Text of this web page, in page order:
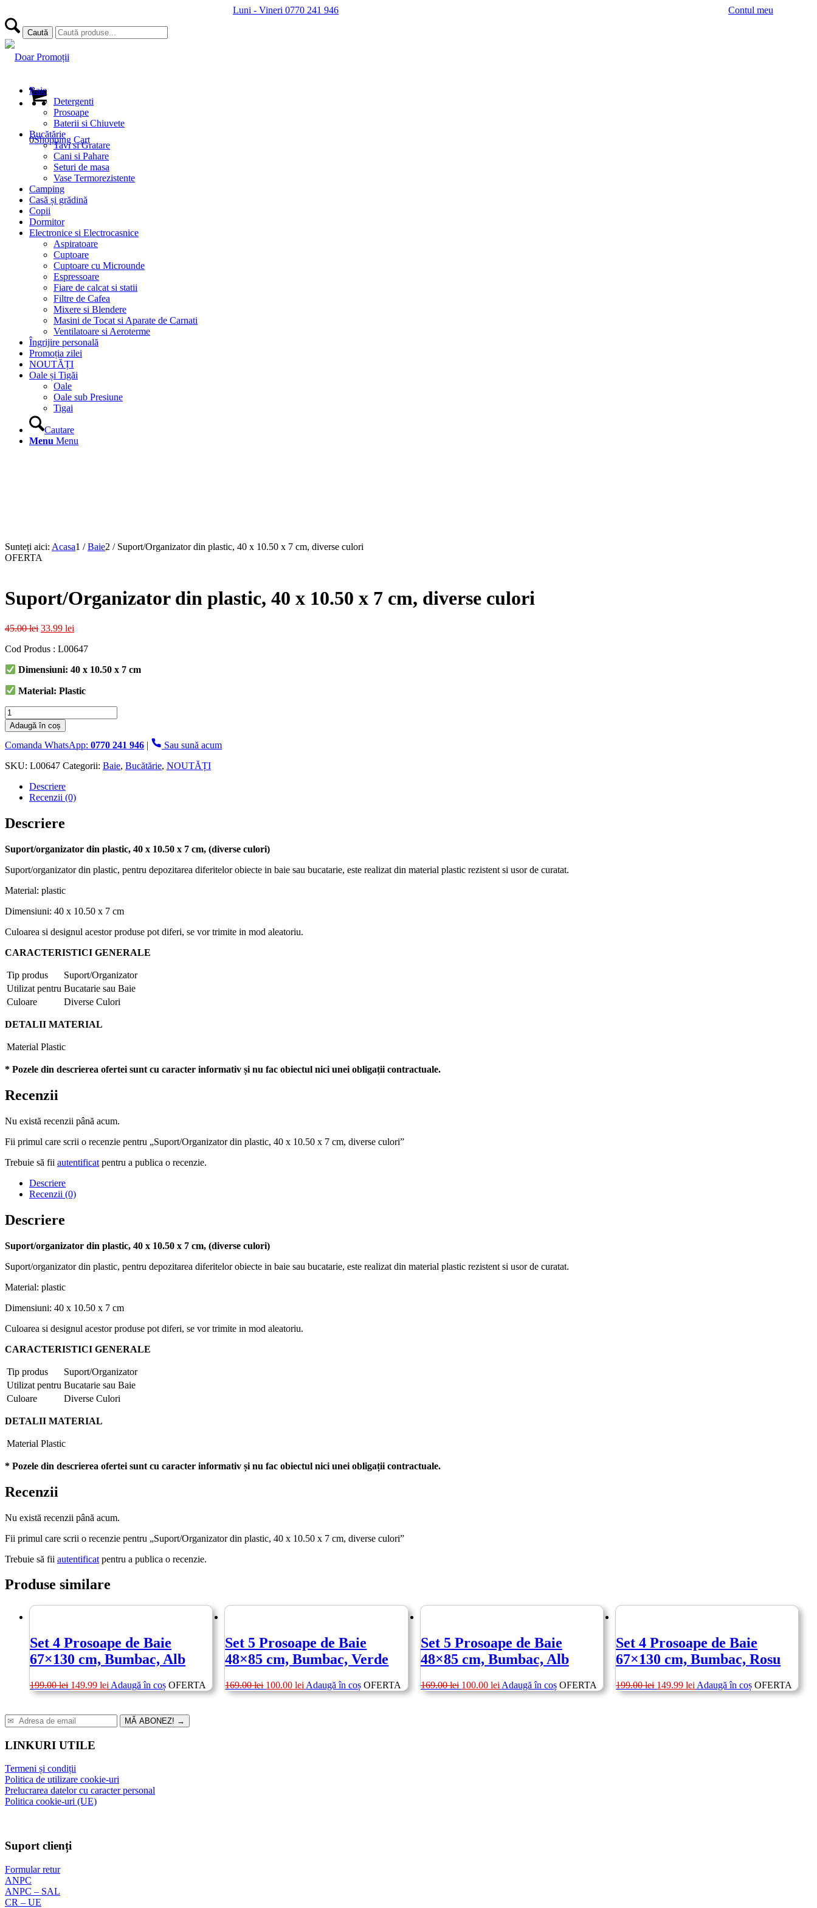
Luni - Vineri 0770 241 946 Contul meu
0Shopping Cart
Baie
Detergenti
Prosoape
Baterii si Chiuvete
Bucătărie
Tavi si Gratare
Cani si Pahare
Seturi de masa
Vase Termorezistente
Camping
Casă și grădină
Copii
Dormitor
Electronice si Electrocasnice
Aspiratoare
Cuptoare
Cuptoare cu Microunde
Espressoare
Fiare de calcat si statii
Filtre de Cafea
Mixere si Blendere
Masini de Tocat si Aparate de Carnati
Ventilatoare si Aeroterme
Îngrijire personală
Promoția zilei
NOUTĂȚI
Oale și Tigăi
Oale
Oale sub Presiune
Tigai
Cautare
Menu Menu
Sunteți aici: Acasa1 / Baie2 / Suport/Organizator din plastic, 40 x 10.50 x 7 cm, diverse culori
OFERTA
Suport/Organizator din plastic, 40 x 10.50 x 7 cm, diverse culori
45.00lei Prețul
a
45.00 lei.
33.99 lei
este:
Cod Produs : L00647
Dimensiuni: 40 x 10.50 x 7 cm
Material: Plastic
Cantitate
Suport/Organizator
din
plastic,
x
diverse
culori
Adaugă în coș
Comanda WhatsApp: 0770 241 946 |
Sau sună acum
SKU: L00647 Categorii: Baie, Bucătărie, NOUTĂȚI
Descriere
Recenzii (0)
Descriere
Suport/organizator din plastic, 40 x 10.50 x 7 cm, (diverse culori)
Suport/organizator din plastic, pentru depozitarea diferitelor obiecte in baie sau bucatarie, este realizat din material plastic rezistent si usor de curatat.
Material: plastic
Dimensiuni: 40 x 10.50 x 7 cm
Culoarea si designul acestor produse pot diferi, se vor trimite in mod aleatoriu.
CARACTERISTICI GENERALE
Tip produs
Suport/Organizator
Utilizat pentru Bucatarie sau Baie
Culoare
Diverse Culori
DETALII MATERIAL
Material Plastic
* Pozele din descrierea ofertei sunt cu caracter informativ și nu fac obiectul nici unei obligații contractuale.
Recenzii
Nu există recenzii până acum.
Fii primul care scrii o recenzie pentru „Suport/Organizator din plastic, 40 x 10.50 x 7 cm, diverse culori”
Trebuie să fii autentificat pentru a publica o recenzie.
Descriere
Recenzii (0)
Descriere
Suport/organizator din plastic, 40 x 10.50 x 7 cm, (diverse culori)
Suport/organizator din plastic, pentru depozitarea diferitelor obiecte in baie sau bucatarie, este realizat din material plastic rezistent si usor de curatat.
Material: plastic
Dimensiuni: 40 x 10.50 x 7 cm
Culoarea si designul acestor produse pot diferi, se vor trimite in mod aleatoriu.
CARACTERISTICI GENERALE
Tip produs
Suport/Organizator
Utilizat pentru Bucatarie sau Baie
Culoare
Diverse Culori
DETALII MATERIAL
Material Plastic
* Pozele din descrierea ofertei sunt cu caracter informativ și nu fac obiectul nici unei obligații contractuale.
Recenzii
Nu există recenzii până acum.
Fii primul care scrii o recenzie pentru „Suport/Organizator din plastic, 40 x 10.50 x 7 cm, diverse culori”
Trebuie să fii autentificat pentru a publica o recenzie.
Produse similare
Set 4 Prosoape de Baie
67×130 cm, Bumbac, Alb
199.00lei Prețul
inițial
fost:
199.00 lei.
149.99 lei Prețul
curent
149.99 lei.
Adaugă în coș OFERTA
Set 5 Prosoape de Baie
48×85 cm, Bumbac, Verde
169.00lei Prețul
inițial
100.00lei Prețul
curent
Adaugă în coș OFERTA
Set 5 Prosoape de Baie
48×85 cm, Bumbac, Alb
169.00lei Prețul
inițial
100.00 leiPrețul
curent
Adaugă în coș OFERTA
Set 4 Prosoape de Baie
67×130 cm, Bumbac, Rosu
199.00lei Prețul
inițial
149.99lei Prețul
curent
Adaugă în coș OFERTA
MĂ ABONEZ! →
LINKURI UTILE
Termeni și condiții
Politica de utilizare cookie-uri
Prelucrarea datelor cu caracter personal
Politica cookie-uri (UE)
Suport clienți
Formular retur
ANPC
ANPC – SAL
CR – UE